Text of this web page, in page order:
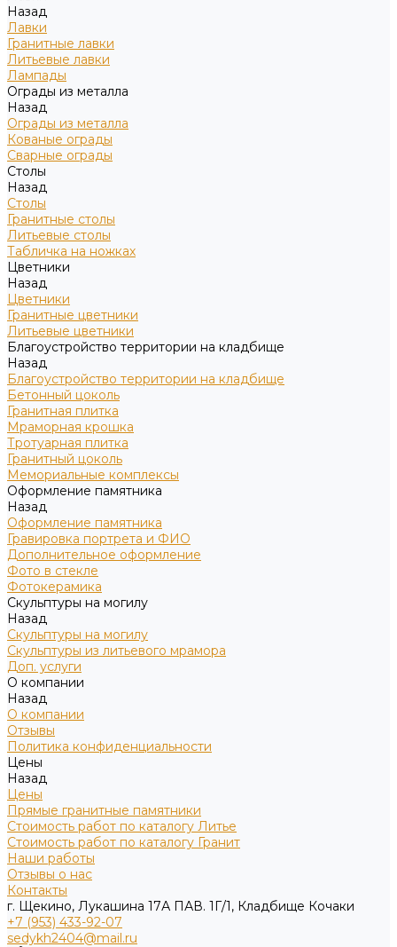
Назад
Лавки
Гранитные лавки
Литьевые лавки
Лампады
Ограды из металла
Назад
Ограды из металла
Кованые ограды
Сварные ограды
Столы
Назад
Столы
Гранитные столы
Литьевые столы
Табличка на ножках
Цветники
Назад
Цветники
Гранитные цветники
Литьевые цветники
Благоустройство территории на кладбище
Назад
Благоустройство территории на кладбище
Бетонный цоколь
Гранитная плитка
Мраморная крошка
Тротуарная плитка
Гранитный цоколь
Мемориальные комплексы
Оформление памятника
Назад
Оформление памятника
Гравировка портрета и ФИО
Дополнительное оформление
Фото в стекле
Фотокерамика
Скульптуры на могилу
Назад
Скульптуры на могилу
Скульптуры из литьевого мрамора
Доп. услуги
О компании
Назад
О компании
Отзывы
Политика конфиденциальности
Цены
Назад
Цены
Прямые гранитные памятники
Стоимость работ по каталогу Литье
Стоимость работ по каталогу Гранит
Наши работы
Отзывы о нас
Контакты
г. Щекино, Лукашина 17А ПАВ. 1Г/1, Кладбище Кочаки
+7 (953) 433-92-07
sedykh2404@mail.ru